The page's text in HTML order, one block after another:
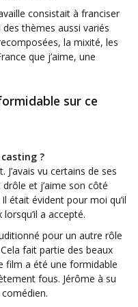
consistait à franciser
thèmes aussi variés
la mixité, les
que j’aime, une
sur ce
?
J’avais vu certains de ses
et j’aime son côté
était évident pour moi qu’il
lorsqu’il a accepté.
pour un autre rôle
fait partie des beaux
film a été une formidable
fous. Jérôme à su